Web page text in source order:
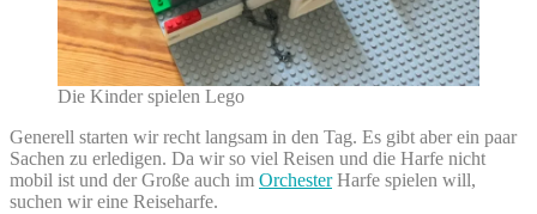
Die Kinder spielen Lego
Generell starten wir recht langsam in den Tag. Es gibt aber ein paar
Sachen zu erledigen. Da wir so viel Reisen und die Harfe nicht
mobil ist und der Große auch im OrchesterHarfe spielen will,
suchen wir eine Reiseharfe.